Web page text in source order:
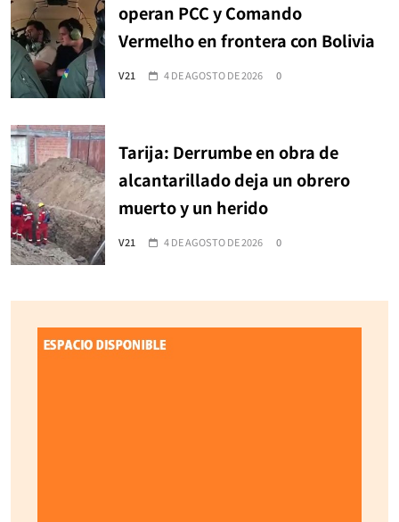
operan PCC y Comando
Vermelho en frontera con Bolivia
V21 4 DE AGOSTO DE 2026 0
Tarija: Derrumbe en obra de
alcantarillado deja un obrero
muerto y un herido
V21 4 DE AGOSTO DE 2026 0